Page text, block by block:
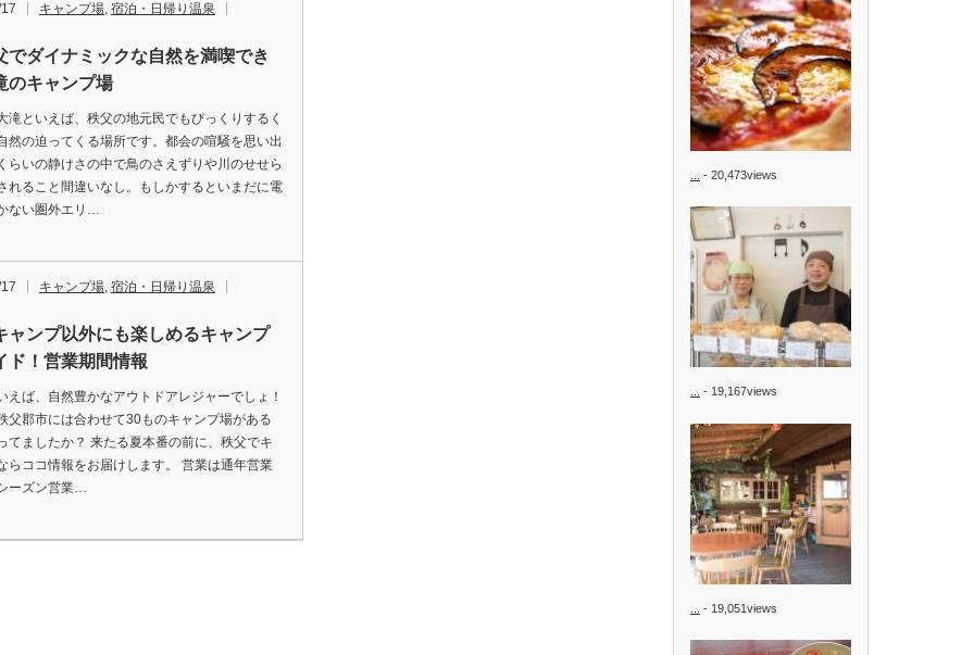
キャンプ場, 宿泊・日帰り温泉
でダイナミックな自然を満喫でき
のキャンプ場
滝といえば、秩父の地元民でもびっくりするく
然の迫ってくる場所です。都会の喧騒を思い出
らいの静けさの中で鳥のさえずりや川のせせら
れること間違いなし。もしかするといまだに電
ない圏外エリ…
キャンプ場, 宿泊・日帰り温泉
ャンプ以外にも楽しめるキャンプ
ド！営業期間情報
えば、自然豊かなアウトドアレジャーでしょ！
父郡市には合わせて30ものキャンプ場がある
てましたか？ 来たる夏本番の前に、秩父でキ
らココ情報をお届けします。 営業は通年営業
ーズン営業…
- 20,473views
- 19,167views
- 19,051views